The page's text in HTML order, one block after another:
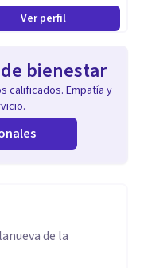
Ver perfil
bienestar
calificados. Empatía y
de la